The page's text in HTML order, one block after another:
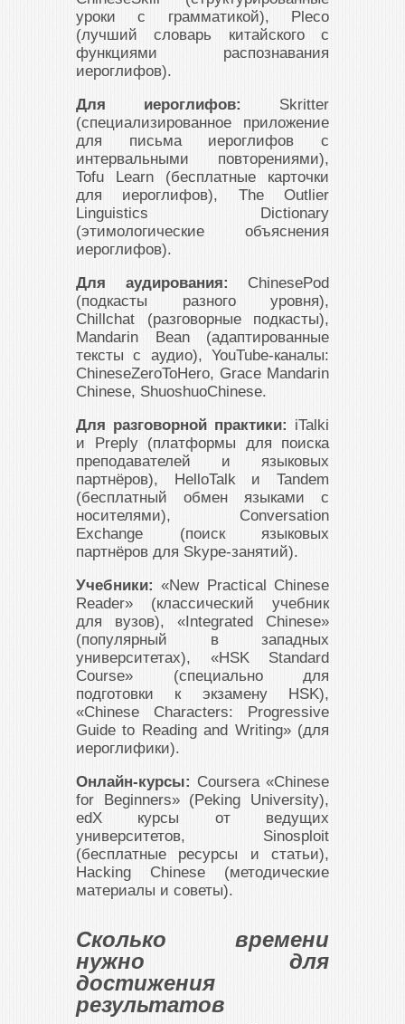
уроки с грамматикой), Pleco
(лучший словарь китайского с
функциями распознавания
иероглифов).
Для иероглифов:
Skritter
(специализированное приложение
для письма иероглифов с
интервальными повторениями),
Tofu Learn (бесплатные карточки
для иероглифов), The Outlier
Linguistics Dictionary
(этимологические объяснения
иероглифов).
Для аудирования: ChinesePod
(подкасты разного уровня),
Chillchat (разговорные подкасты),
Mandarin Bean (адаптированные
тексты с аудио), YouTube-каналы:
ChineseZeroToHero, Grace Mandarin
Chinese, ShuoshuoChinese.
Для разговорной практики: iTalki
и Preply (платформы для поиска
преподавателей и языковых
партнёров), HelloTalk и Tandem
(бесплатный обмен языками с
носителями), Conversation
Exchange (поиск языковых
партнёров для Skype-занятий).
Учебники: «New Practical Chinese
Reader» (классический учебник
для вузов), «Integrated Chinese»
(популярный в западных
университетах), «HSK Standard
Course» (специально для
подготовки к экзамену HSK),
«Chinese Characters: Progressive
Guide to Reading and Writing» (для
иероглифики).
Онлайн-курсы: Coursera «Chinese
for Beginners» (Peking University),
edX курсы от ведущих
университетов, Sinosploit
(бесплатные ресурсы и статьи),
Hacking Chinese (методические
материалы и советы).
Сколько времени
нужно для
достижения
результатов